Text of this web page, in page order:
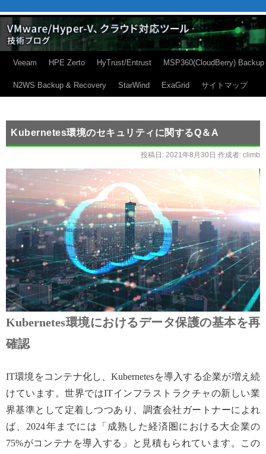
Veeam HPE Zerto HyTrust/Entrust MSP360(CloudBerry) Backup
N2WS Backup & Recovery StarWind ExaGrid サイトマップ
Kubernetes環境のセキュリティに関するQ＆A
投稿日: 2021年8月30日 作成者: climb
Kubernetes環境におけるデータ保護の基本を再
確認
IT環境をコンテナ化し、Kubernetesを導入する企業が増え続
けています。世界ではITインフラストラクチャの新しい業
界基準として定着しつつあり、調査会社ガートナーによれ
ば、2024年までには「成熟した経済圏における大企業の
75%がコンテナを導入する」と見積もられています。この